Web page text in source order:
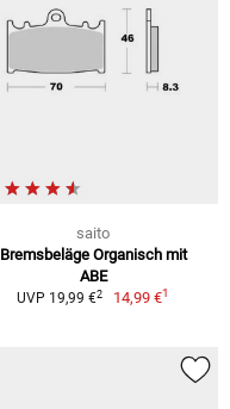
saito
Bremsbeläge Organisch mit
ABE
UVP 19,99 €2 14,99 €1